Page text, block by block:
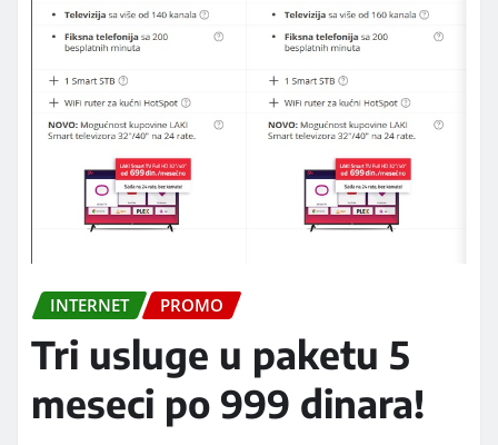
INTERNET PROMO
Tri usluge u paketu 5
meseci po 999 dinara!